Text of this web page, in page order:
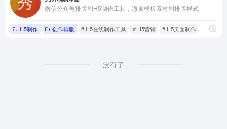
微信公众号排版和H5制作工具，海量模板素材和排版样式
H5制作 创作排版 # H5在线制作工具 # H5营销 # H5页面制作
没有了